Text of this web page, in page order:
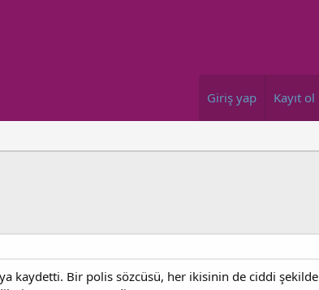
Giriş yap Kayıt ol
kaydetti. Bir polis sözcüsü, her ikisinin de ciddi şekilde